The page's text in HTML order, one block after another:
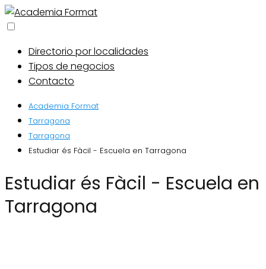
Directorio por localidades
Tipos de negocios
Contacto
Academia Format
Tarragona
Tarragona
Estudiar és Fàcil - Escuela en Tarragona
Estudiar és Fàcil - Escuela en
Tarragona